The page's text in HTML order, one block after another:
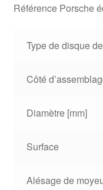
Référence Porsche
Type de disque
Côté
Diamètre [mm]
Surface
Alésage de